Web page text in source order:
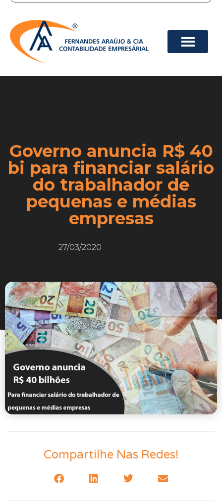
Governo anuncia R$ 40
bi para financiar salário
do trabalhador de
pequenas e médias
empresas
27/03/2020
Compartilhe Nas Redes!